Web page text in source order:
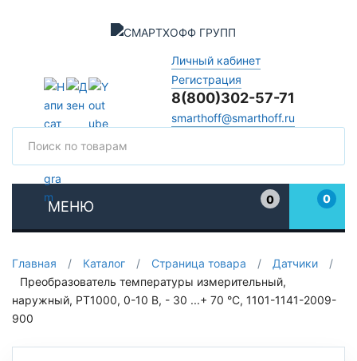
Личный кабинет
Регистрация
8(800)302-57-71
smarthoff@smarthoff.ru
МЕНЮ
0
0
Главная / Каталог / Страница товара / Датчики
/
Преобразователь температуры измерительный,
наружный, PT1000, 0-10 В, - 30 ...+ 70 °C, 1101-1141-2009-
900